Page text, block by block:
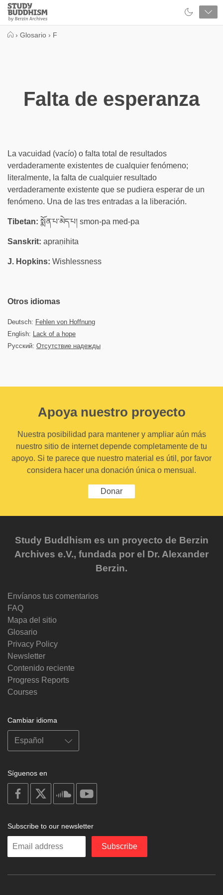
Close
Study
Buddhism
› Glosario › F
Falta de esperanza
La vacuidad (vacío) o falta total de resultados
verdaderamente existentes de cualquier fenómeno;
literalmente, la falta de cualquier resultado
verdaderamente existente que se pudiera esperar de un
fenómeno. Una de las tres entradas a la liberación.
Tibetan: སྨོན་པ་མེད་པ། smon-pa med-pa
Sanskrit: apraṇihita
J. Hopkins: Wishlessness
Otros idiomas
Deutsch: Fehlen von Hoffnung
English: Lack of a hope
Русский: Отсутствие надежды
Apoya nuestro proyecto
Nuestra posibilidad para mantener y ampliar aún más
nuestro sitio de internet depende completamente de tu
apoyo. Si te parece que nuestro material es útil, por favor
considera hacer una donación única o mensual.
Donar
Study Buddhism es un proyecto de Berzin
Archives e.V., fundada por el Dr. Alexander
Berzin.
Envíanos tus comentarios
FAQ
Mapa del sitio
Glosario
Privacy Policy
Newsletter
Contenido reciente
Progress Reports
Courses
Cambiar idioma
Síguenos en
on
facebook
soundcloud
Subscribe to our newsletter
Enter
Subscribe